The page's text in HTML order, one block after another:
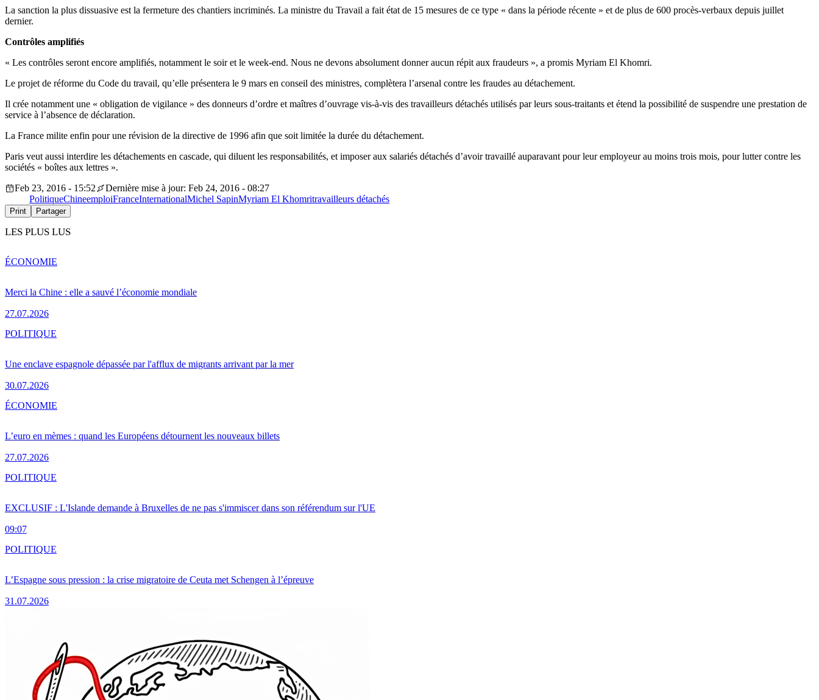
La sanction la plus dissuasive est la fermeture des chantiers incriminés. La ministre du Travail a fait état de 15 mesures de ce type « dans la période récente » et de plus de 600 procès-verbaux depuis juillet
dernier.
Contrôles amplifiés
« Les contrôles seront encore amplifiés, notamment le soir et le week-end. Nous ne devons absolument donner aucun répit aux fraudeurs », a promis Myriam El Khomri.
Le projet de réforme du Code du travail, qu’elle présentera le 9 mars en conseil des ministres, complètera l’arsenal contre les fraudes au détachement.
Il crée notamment une « obligation de vigilance » des donneurs d’ordre et maîtres d’ouvrage vis-à-vis des travailleurs détachés utilisés par leurs sous-traitants et étend la possibilité de suspendre une prestation de
service à l’absence de déclaration.
La France milite enfin pour une révision de la directive de 1996 afin que soit limitée la durée du détachement.
Paris veut aussi interdire les détachements en cascade, qui diluent les responsabilités, et imposer aux salariés détachés d’avoir travaillé auparavant pour leur employeur au moins trois mois, pour lutter contre les
sociétés « boîtes aux lettres ».
Feb 23, 2016 - 15:52
Dernière mise à jour: Feb 24, 2016 - 08:27
PolitiqueChineemploiFranceInternationalMichel SapinMyriam El Khomritravailleurs détachés
Print Partager
LES PLUS LUS
Merci la Chine : elle a sauvé l’économie mondiale
27.07.2026
ÉCONOMIE
Une enclave espagnole dépassée par l'afflux de migrants arrivant par la mer
30.07.2026
POLITIQUE
L’euro en mèmes : quand les Européens détournent les nouveaux billets
27.07.2026
ÉCONOMIE
EXCLUSIF : L'Islande demande à Bruxelles de ne pas s'immiscer dans son référendum sur l'UE
09:07
POLITIQUE
L’Espagne sous pression : la crise migratoire de Ceuta met Schengen à l’épreuve
31.07.2026
POLITIQUE